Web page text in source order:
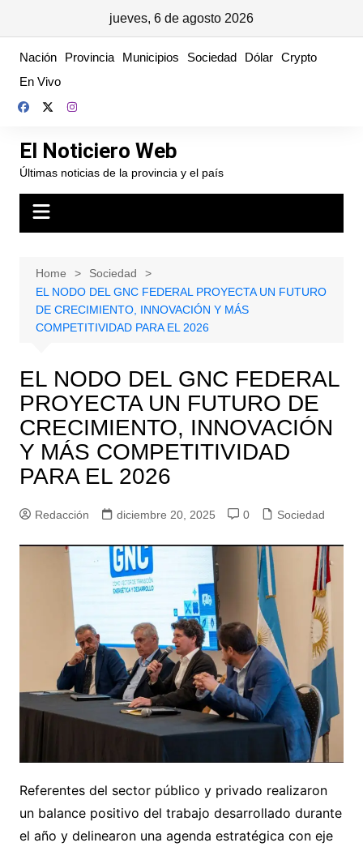
jueves, 6 de agosto 2026
content
Nación Provincia Municipios Sociedad Dólar Crypto
En Vivo
El Noticiero Web
Últimas noticias de la provincia y el país
Home
Sociedad
EL NODO DEL GNC FEDERAL PROYECTA UN FUTURO
DE CRECIMIENTO, INNOVACIÓN Y MÁS
COMPETITIVIDAD PARA EL 2026
EL NODO DEL GNC FEDERAL
PROYECTA UN FUTURO DE
CRECIMIENTO, INNOVACIÓN
Y MÁS COMPETITIVIDAD
PARA EL 2026
Redacción diciembre 20, 2025 0 Sociedad
Referentes del sector público y privado realizaron
un balance positivo del trabajo desarrollado durante
el año y delinearon una agenda estratégica con eje